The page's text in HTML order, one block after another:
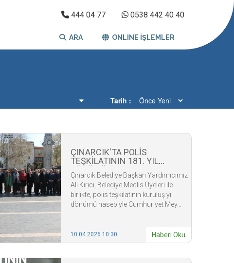
444 04 77 0538 442 40 40
ARA ONLINE İŞLEMLER
Tarih
ÇINARCIK'TA POLİS
TEŞKİLATININ 181. YIL
Çınarcık Belediye Başkan Yardımıcımız
Ali Kırıcı, Belediye Meclis Üyeleri ile
birlikte, polis teşkilatının kuruluş yıl
dönümü hasebiyle Cumhuriyet Mey...
10.04.2026 10:30 Haberi Oku